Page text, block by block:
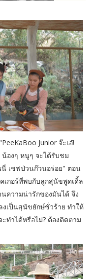
Junior จ๊ะเอ๋!
น้องๆ หนูๆ จะได้รับชม
เชฟป่วนก๊วนอร่อย" ตอน
เกอร์ที่พบกับลูกสุนัขพูดเดิ้ล
ความน่ารักของมันได้ จึง
เป็นสุนัขยักษ์ชั่วร้าย ทำให้
ทำได้หรือไม่? ต้องติดตาม